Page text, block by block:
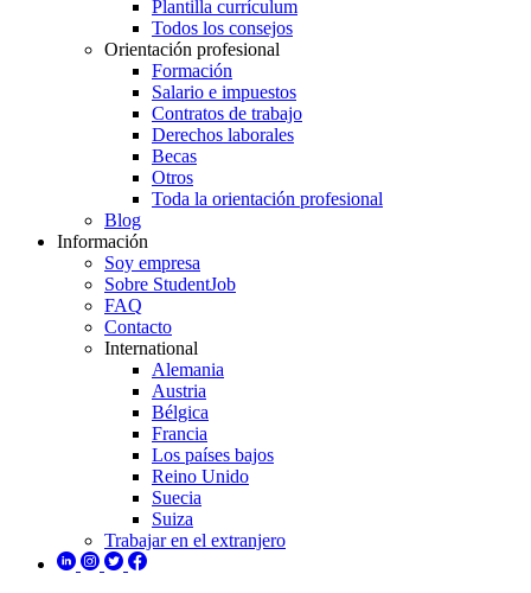
Plantilla currículum
Todos los consejos
Orientación profesional
Formación
Salario e impuestos
Contratos de trabajo
Derechos laborales
Becas
Otros
Toda la orientación profesional
Blog
Información
Soy empresa
Sobre StudentJob
FAQ
Contacto
International
Alemania
Austria
Bélgica
Francia
Los países bajos
Reino Unido
Suecia
Suiza
Trabajar en el extranjero